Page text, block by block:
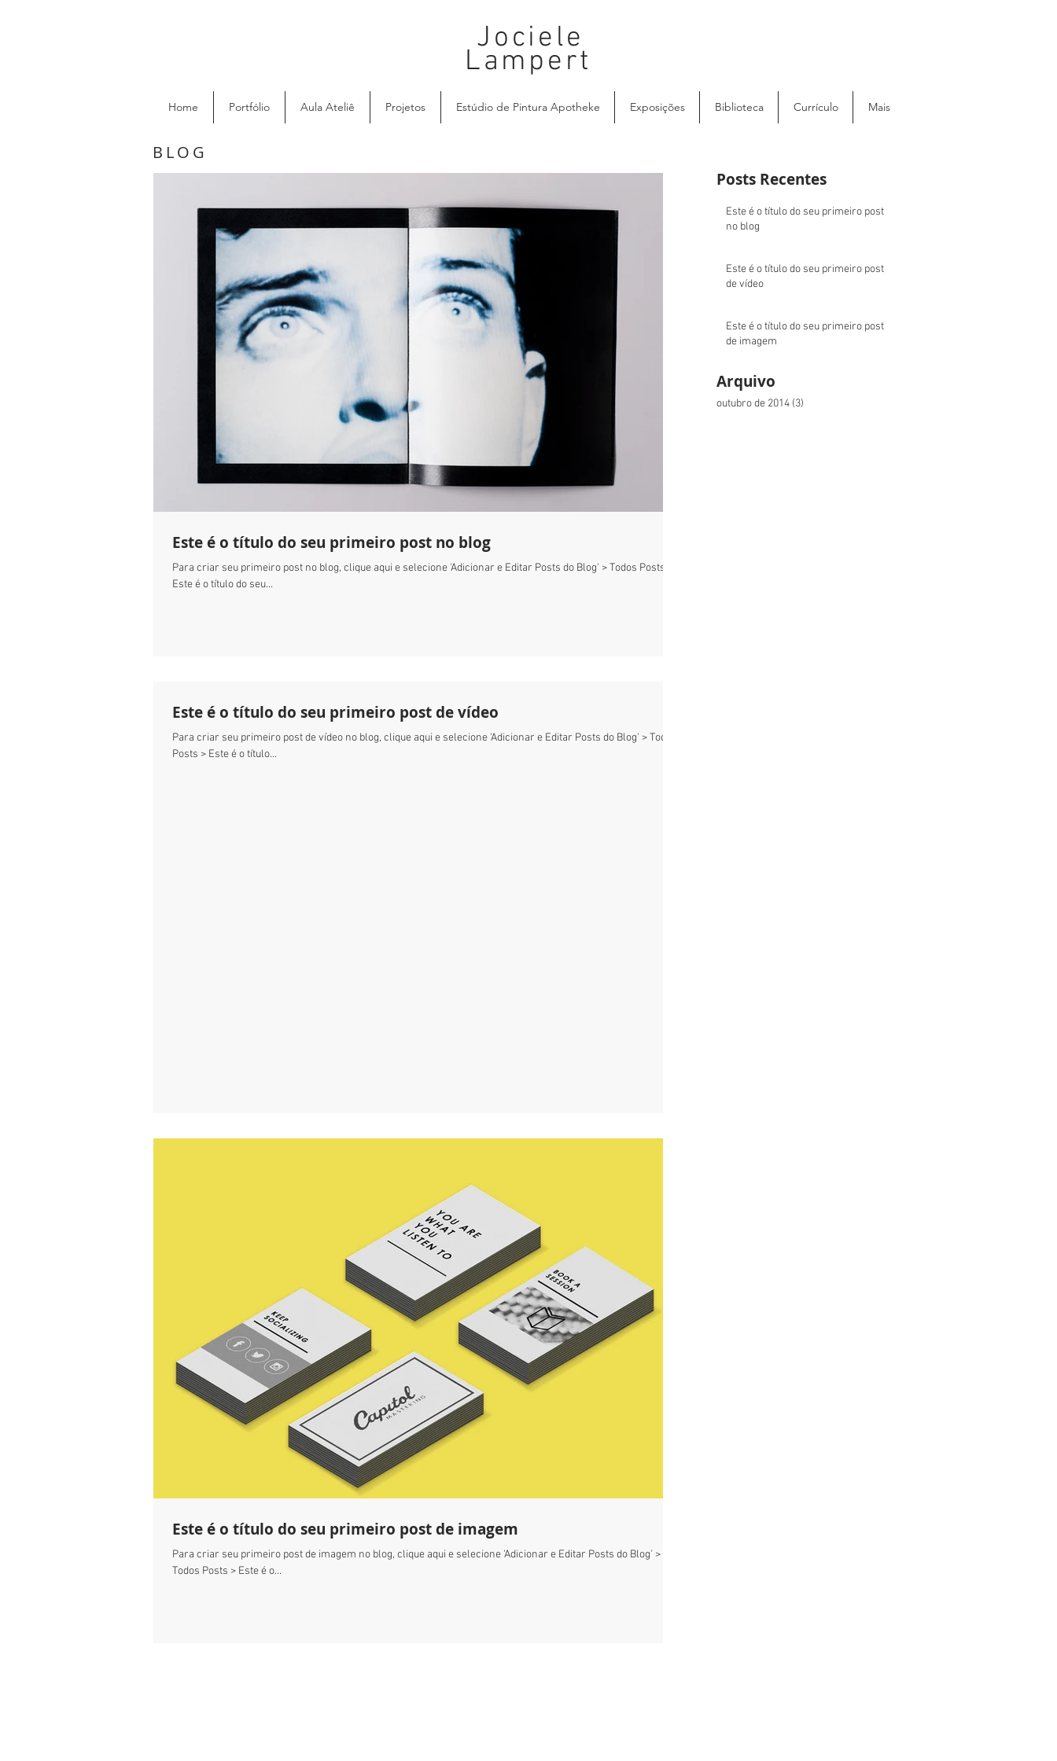
Jociele
Lampert
Home Portfólio Aula Ateliê Projetos Estúdio de Pintura Apotheke Exposições Biblioteca Currículo Mais
BLOG
Este é o título do seu primeiro post no blog
Para criar seu primeiro post no blog, clique aqui e selecione 'Adicionar e Editar Posts do Blog' > Todos Posts >
Este é o título do seu...
Este é o título do seu primeiro post de vídeo
Para criar seu primeiro post de vídeo no blog, clique aqui e selecione 'Adicionar e Editar Posts do Blog' > Todos
Posts > Este é o título...
Este é o título do seu primeiro post de imagem
Para criar seu primeiro post de imagem no blog, clique aqui e selecione 'Adicionar e Editar Posts do Blog' >
Todos Posts > Este é o...
Posts Recentes
Este é o título do seu primeiro post
no blog
Este é o título do seu primeiro post
de vídeo
Este é o título do seu primeiro post
de imagem
Arquivo
outubro de 2014 (3)